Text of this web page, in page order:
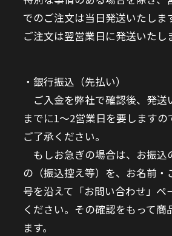
でのご注文は当日発送いたしま
ご注文は翌営業日に発送いたし
銀行振込（先払い）
ご入金を弊社で確認後、発送
までに1～2営業日を要しますの
ご了承ください。
もしお急ぎの場合は、お振込
の（振込控え等）を、お名前・
号を沿えて「お問い合わせ」ペ
ください。その確認をもって商
ます。